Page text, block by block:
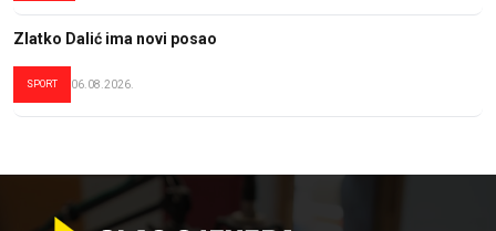
Zlatko Dalić ima novi posao
SPORT 06.08.2026.